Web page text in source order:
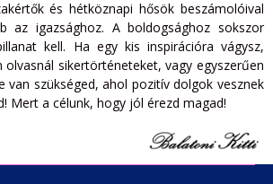
és hétköznapi hősök beszámolóival
az igazsághoz. A boldogsághoz sokszor
kell. Ha egy kis inspirációra vágysz,
olvasnál sikertörténeteket, vagy egyszerűen
van szükséged, ahol pozitív dolgok vesznek
Mert a célunk, hogy jól érezd magad!